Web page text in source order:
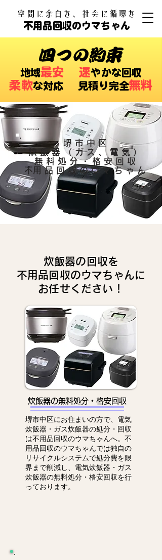
​空間に余白を、社会に循環を
不用品回収のウマちゃん
四つの約束
​地域最安 速やかな回収
柔軟な対応 ​見積り完全無料
堺市中区
炊飯器（ガス、電気）
無料処分・格安回収
​不用品回収のウマちゃん
炊飯器の回収を
不用品回収のウマちゃんに
お任せください！
炊飯器の無料処分・格安回収
堺市中区にお住まいの方で、電気
炊飯器・ガス炊飯器の処分・回収
は不用品回収のウマちゃんへ。不
用品回収のウマちゃんでは独自の
リサイクルシステムで処分費を限
界まで削減し、電気炊飯器・ガス
炊飯器の無料処分・格安回収を行
っております。